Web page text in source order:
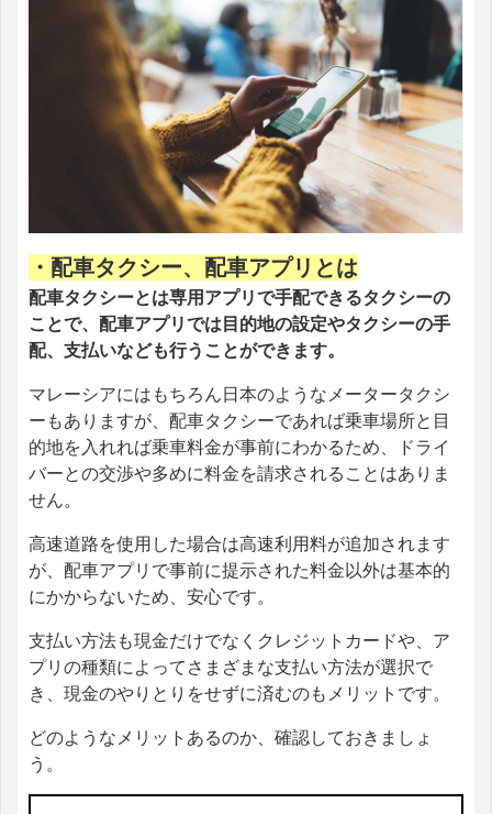
・配車タクシー、配車アプリとは
配車タクシーとは専用アプリで手配できるタクシーの
ことで、配車アプリでは目的地の設定やタクシーの手
配、支払いなども行うことができます。
マレーシアにはもちろん日本のようなメータータクシ
ーもありますが、配車タクシーであれば乗車場所と目
的地を入れれば乗車料金が事前にわかるため、ドライ
バーとの交渉や多めに料金を請求されることはありま
せん。
高速道路を使用した場合は高速利用料が追加されます
が、配車アプリで事前に提示された料金以外は基本的
にかからないため、安心です。
支払い方法も現金だけでなくクレジットカードや、ア
プリの種類によってさまざまな支払い方法が選択で
き、現金のやりとりをせずに済むのもメリットです。
どのようなメリットあるのか、確認しておきましょ
う。